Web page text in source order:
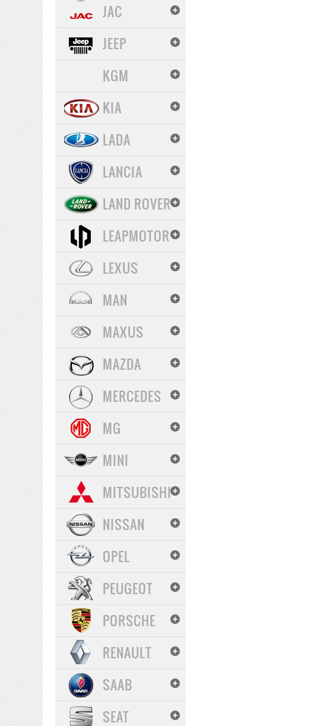
JAC
JEEP
KGM
KIA
LADA
LANCIA
LAND ROVER
LEAPMOTOR
LEXUS
MAN
MAXUS
MAZDA
MERCEDES
MG
MINI
MITSUBISHI
NISSAN
OPEL
PEUGEOT
PORSCHE
RENAULT
SAAB
SEAT